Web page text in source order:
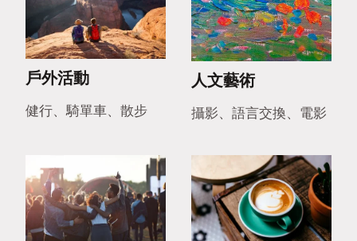
戶外活動
健行、騎單車、散步
人文藝術
攝影、語言交換、電影